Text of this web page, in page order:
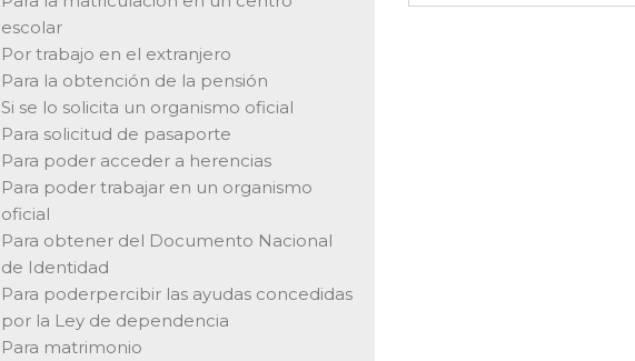
escolar
Por trabajo en el extranjero
Para la obtención de la pensión
Si se lo solicita un organismo oficial
Para solicitud de pasaporte
Para poder acceder a herencias
Para poder trabajar en un organismo
oficial
Para obtener del Documento Nacional
de Identidad
Para poderpercibir las ayudas concedidas
por la Ley de dependencia
Para matrimonio